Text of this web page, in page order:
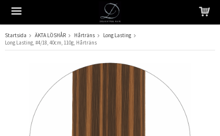
Produkten har blivit tillagd i varukorgen
Startsida ÄKTA LÖSHÅR Hårträns
Long Lasting
Long Lasting, #4/18, 40cm, 110g, Hårträns